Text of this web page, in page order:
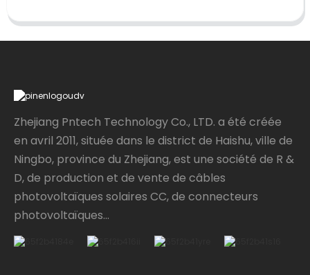
Zhejiang Pntech Technology Co., LTD. a été créée
en avril 2011, située dans le district de Haishu, ville de
Ningbo, province du Zhejiang, est une société de R &
D, de production et de vente de câbles
photovoltaïques solaires CC, de connecteurs
photovoltaïques...